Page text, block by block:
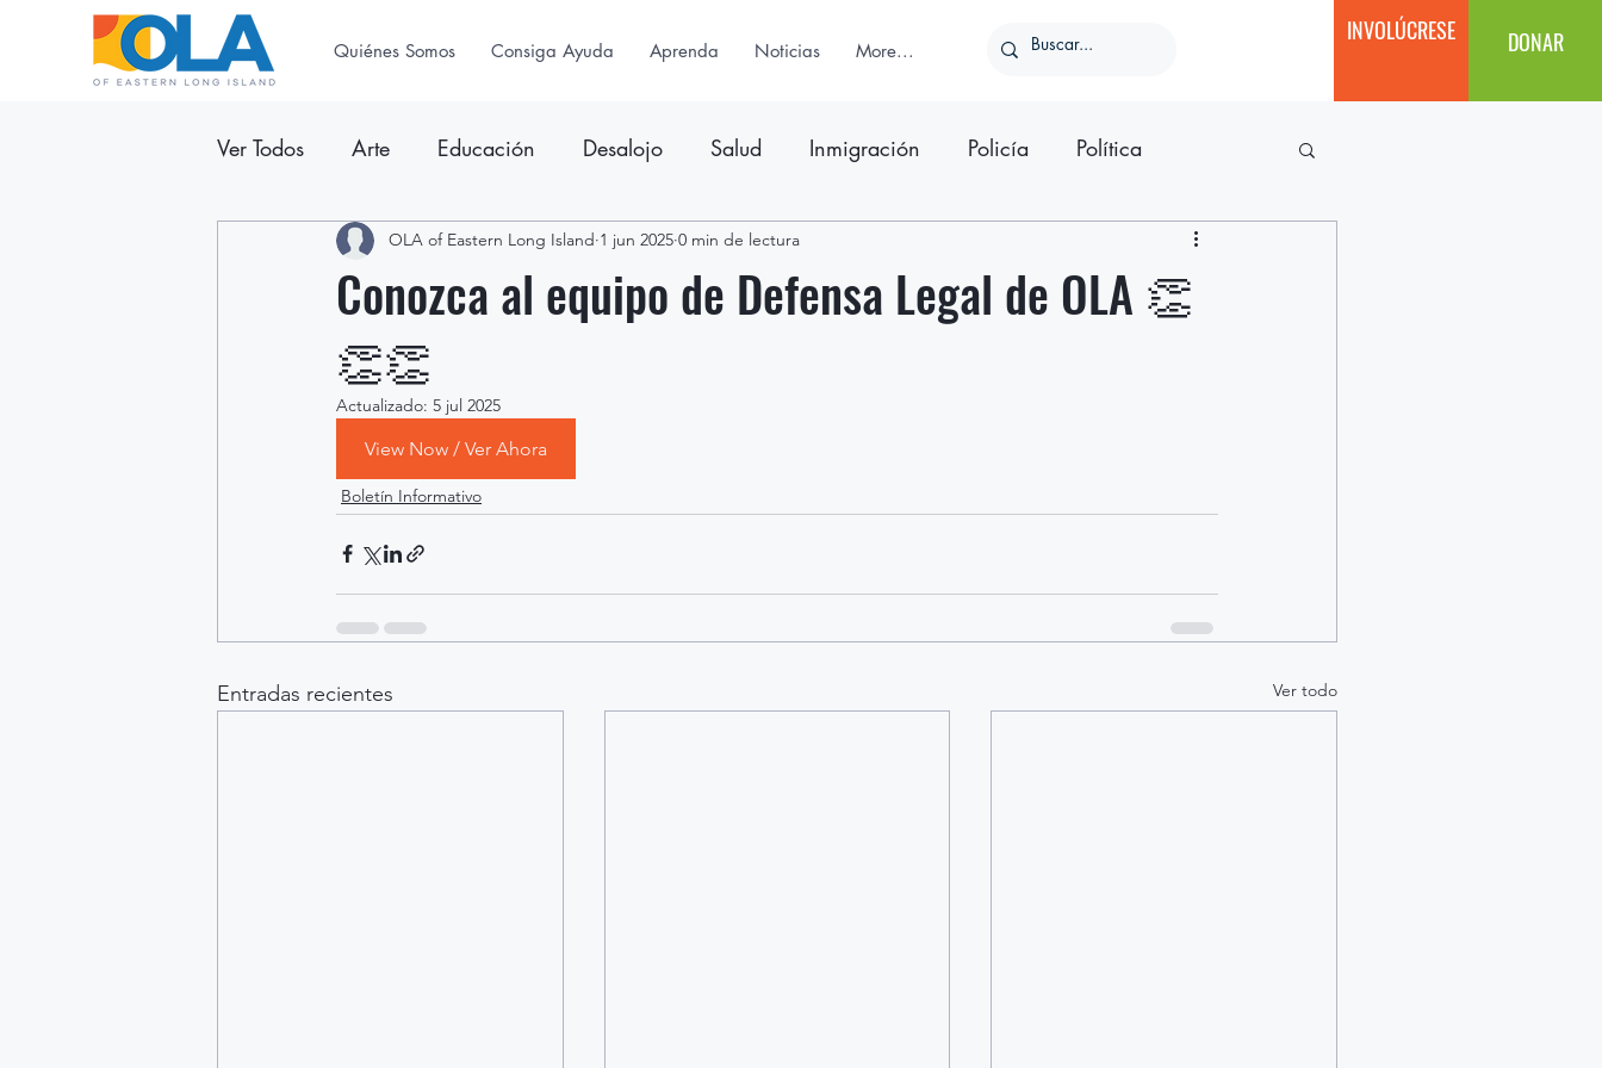
Quiénes Somos Consiga Ayuda Aprenda Noticias More...
INVOLÚCRESE DONAR
Ver Todos Arte Educación Desalojo Salud Inmigración Policía Política
Anuncios Boletín Informativo Comunicado de Prensa
Conozca al equipo de Defensa Legal de OLA 👏
👏👏
OLA of Eastern Long Island 1 jun 2025 0 min de lectura
Actualizado: 5 jul 2025
View Now / Ver Ahora
Boletín Informativo
Entradas recientes Ver todo